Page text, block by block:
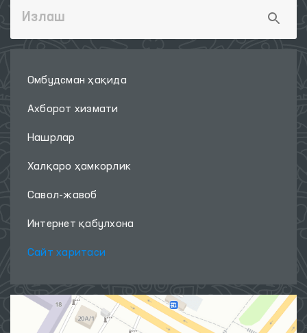
Омбудсман ҳақида
Ахборот хизмати
Нашрлар
Халқаро ҳамкорлик
Савол-жавоб
Интернет қабулхона
Сайт харитаси